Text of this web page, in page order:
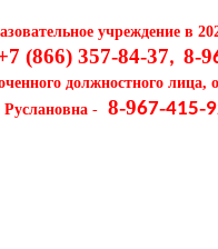
учреждение в
(866) 357-84-37, 8-9
должностного лица,
- 8-967-415-